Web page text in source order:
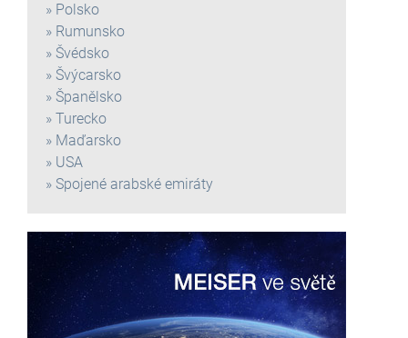
Polsko
Rumunsko
Švédsko
Švýcarsko
Španělsko
Turecko
Maďarsko
USA
Spojené arabské emiráty